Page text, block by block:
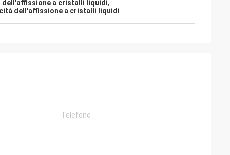
dell'affissione a cristalli liquidi,
dell'affissione a cristalli liquidi